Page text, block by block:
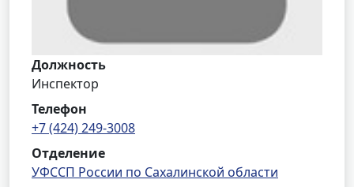
Должность
Инспектор
Телефон
+7 (424) 249-3008
Отделение
УФССП России по Сахалинской области